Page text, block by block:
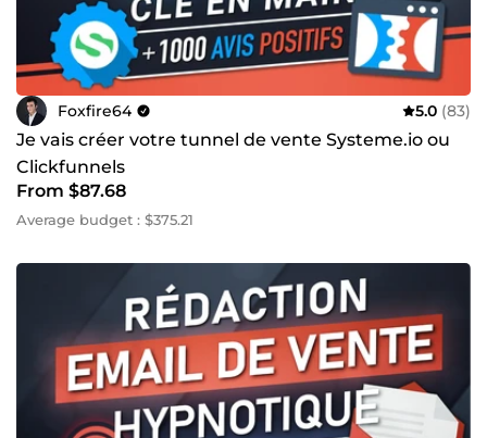
Foxfire64 5.0 (83)
Je vais créer votre tunnel de vente Systeme.io ou
Clickfunnels
From $87.68
Average budget : $375.21